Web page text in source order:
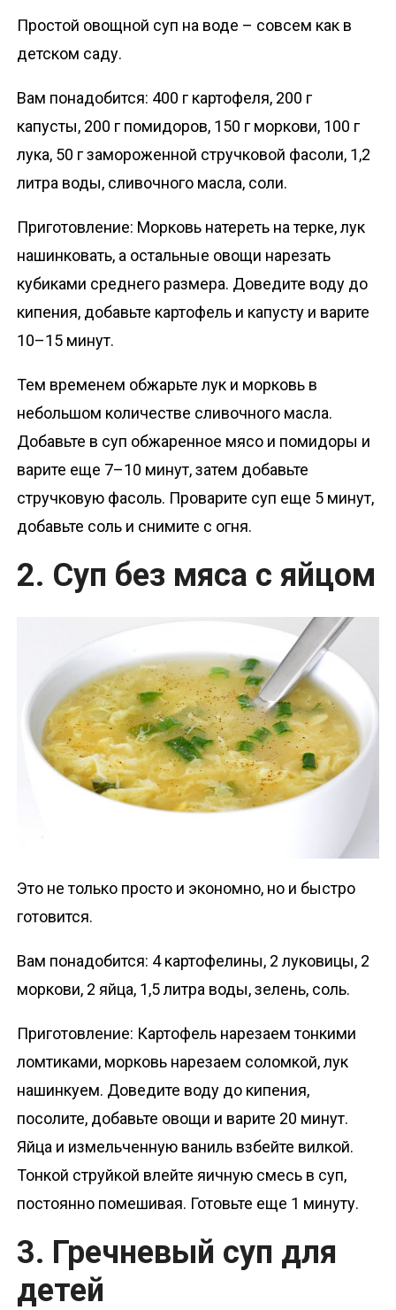
Простой овощной суп на воде – совсем как в
детском саду.
Вам понадобится: 400 г картофеля, 200 г
капусты, 200 г помидоров, 150 г моркови, 100 г
лука, 50 г замороженной стручковой фасоли, 1,2
литра воды, сливочного масла, соли.
Приготовление: Морковь натереть на терке, лук
нашинковать, а остальные овощи нарезать
кубиками среднего размера. Доведите воду до
кипения, добавьте картофель и капусту и варите
10–15 минут.
Тем временем обжарьте лук и морковь в
небольшом количестве сливочного масла.
Добавьте в суп обжаренное мясо и помидоры и
варите еще 7–10 минут, затем добавьте
стручковую фасоль. Проварите суп еще 5 минут,
добавьте соль и снимите с огня.
2. Суп без мяса с яйцом
Это не только просто и экономно, но и быстро
готовится.
Вам понадобится: 4 картофелины, 2 луковицы, 2
моркови, 2 яйца, 1,5 литра воды, зелень, соль.
Приготовление: Картофель нарезаем тонкими
ломтиками, морковь нарезаем соломкой, лук
нашинкуем. Доведите воду до кипения,
посолите, добавьте овощи и варите 20 минут.
Яйца и измельченную ваниль взбейте вилкой.
Тонкой струйкой влейте яичную смесь в суп,
постоянно помешивая. Готовьте еще 1 минуту.
3. Гречневый суп для
детей